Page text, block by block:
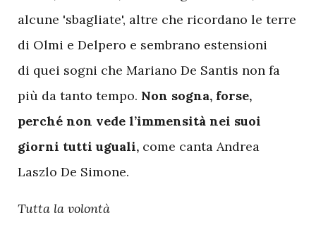
alcune 'sbagliate', altre che ricordano le terre
di Olmi e Delpero e sembrano estensioni
di quei sogni che Mariano De Santis non fa
più da tanto tempo. Non sogna, forse,
perché non vede l’immensità nei suoi
giorni tutti uguali, come canta Andrea
Laszlo De Simone.
Tutta la volontà